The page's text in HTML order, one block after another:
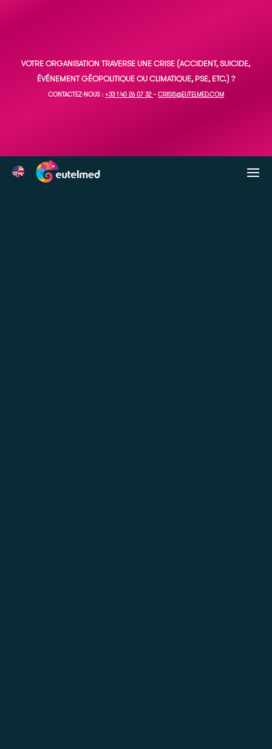
VOTRE ORGANISATION TRAVERSE UNE CRISE (ACCIDENT, SUICIDE,
ÉVÉNEMENT GÉOPOLITIQUE OU CLIMATIQUE, PSE, ETC.) ?
CONTACTEZ-NOUS : +33 1 40 26 07 32 – CRISIS@EUTELMED.COM